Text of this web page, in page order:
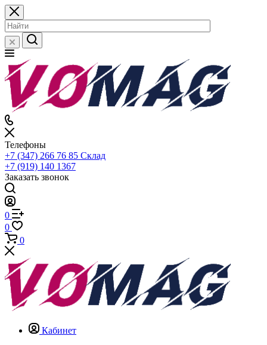
Телефоны
+7 (347) 266 76 85 Склад
+7 (919) 140 1367
Заказать звонок
0
0
0
Кабинет